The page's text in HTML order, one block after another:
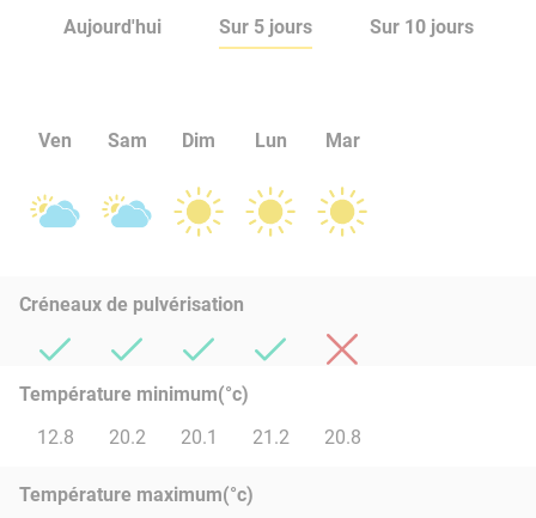
Aujourd'hui Sur 5 jours Sur 10 jours
Ven Sam Dim Lun Mar
Créneaux de pulvérisation
Température minimum(°c)
12.8
20.2 20.1 21.2 20.8
Température maximum(°c)